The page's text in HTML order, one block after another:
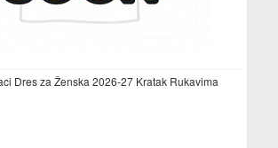
Dres za Ženska 2026-27 Kratak Rukavima